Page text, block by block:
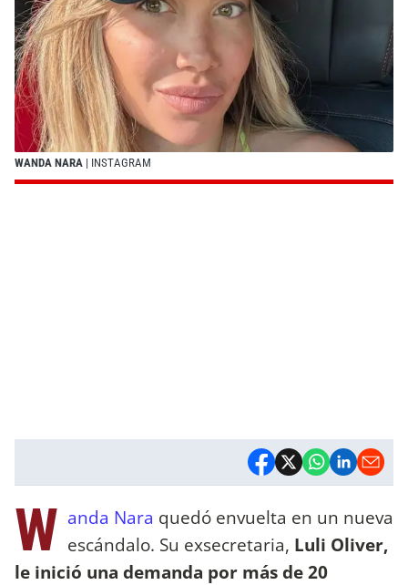
WANDA NARA | INSTAGRAM
W anda Nara quedó envuelta en un nueva
escándalo. Su exsecretaria, Luli Oliver,
le inició una demanda por más de 20